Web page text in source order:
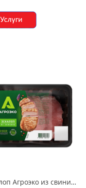
Эскалоп Агроэко из свинины 400г